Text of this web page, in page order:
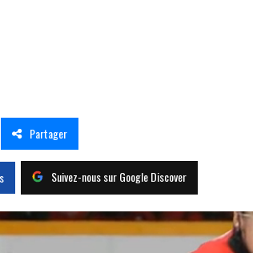
Partager
Suivez-nous sur Google Discover